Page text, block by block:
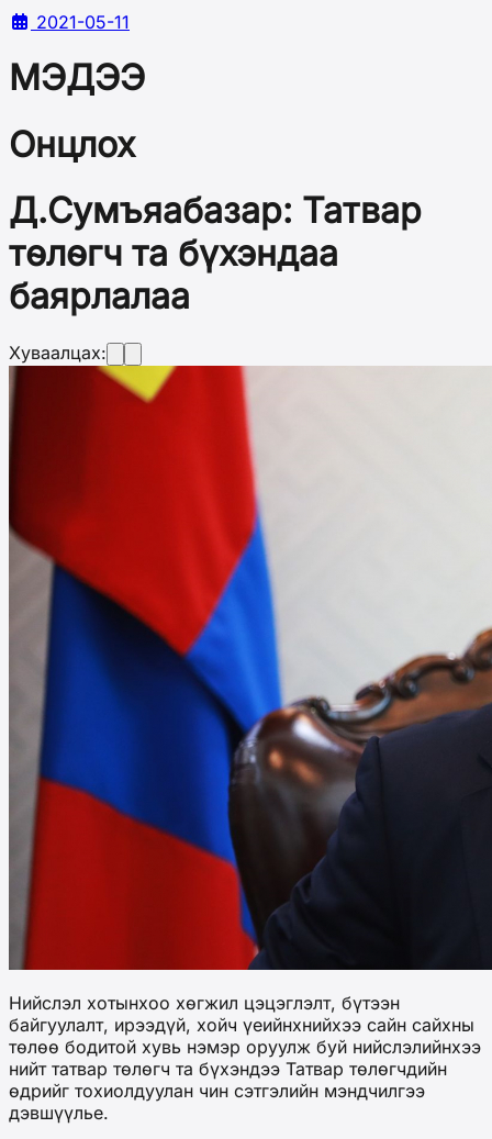
2021-05-11
МЭДЭЭ
Онцлох
Д.Сумъяабазар: Татвар
төлөгч та бүхэндаа
баярлалаа
Хуваалцах:
Нийслэл хотынхоо хөгжил цэцэглэлт, бүтээн
байгуулалт, ирээдүй, хойч үеийнхнийхээ сайн сайхны
төлөө бодитой хувь нэмэр оруулж буй нийслэлийнхээ
нийт татвар төлөгч та бүхэндээ Татвар төлөгчдийн
өдрийг тохиолдуулан чин сэтгэлийн мэндчилгээ
дэвшүүлье.